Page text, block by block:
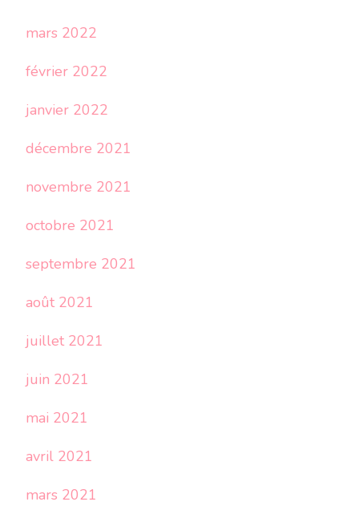
mars 2022
février 2022
janvier 2022
décembre 2021
novembre 2021
octobre 2021
septembre 2021
août 2021
juillet 2021
juin 2021
mai 2021
avril 2021
mars 2021